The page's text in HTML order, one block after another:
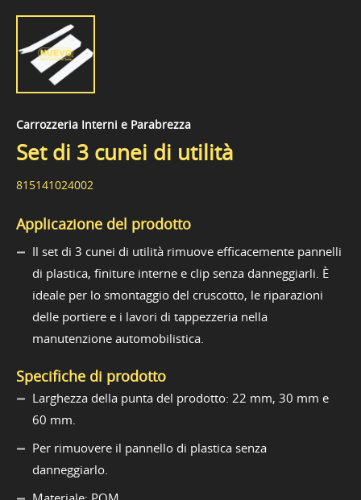
Carrozzeria Interni e Parabrezza
Set di 3 cunei di utilità
815141024002
Applicazione del prodotto
Il set di 3 cunei di utilità rimuove efficacemente pannelli
di plastica, finiture interne e clip senza danneggiarli. È
ideale per lo smontaggio del cruscotto, le riparazioni
delle portiere e i lavori di tappezzeria nella
manutenzione automobilistica.
Specifiche di prodotto
Larghezza della punta del prodotto: 22 mm, 30 mm e
60 mm.
Per rimuovere il pannello di plastica senza
danneggiarlo.